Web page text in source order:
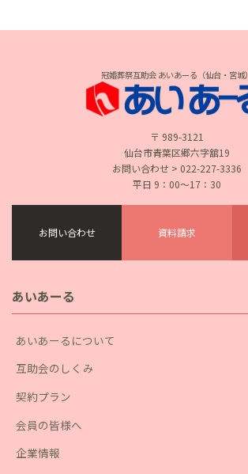
冠婚葬祭互助会 あいあーる（仙台・宮城）
〒 989-3121
仙台市青葉区郷六字舘19
お問い合わせ > 022-227-3336
平日 9：00〜17：30
お問い合わせ 資料請求
あいあーる
あいあーるについて
互助会のしくみ
契約プラン
会員の皆様へ
企業情報